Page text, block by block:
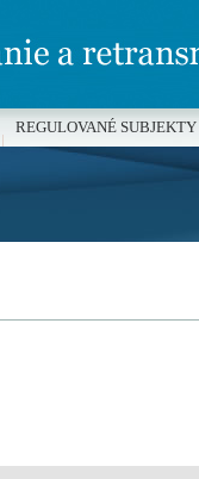
REGULOVANÉ SUBJEKTY